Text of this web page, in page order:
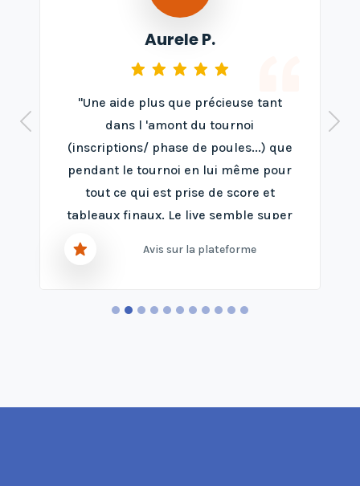
Aurele P.
"Une aide plus que précieuse tant
dans l 'amont du tournoi
(inscriptions/ phase de poules...) que
pendant le tournoi en lui même pour
tout ce qui est prise de score et
tableaux finaux. Le live semble super
qui avec quelques améliorations
à tous les JA de la FFT (tous sports
Avis sur la plateforme